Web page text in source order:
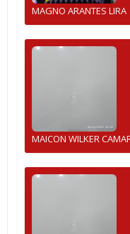
MAGNO ARANTES LIRA
MAICON WILKER